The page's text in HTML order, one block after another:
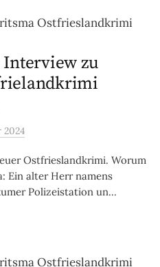
zu
2024
Ostfrieslandkrimi. Worum
Ein alter Herr namens
Polizeistation un...